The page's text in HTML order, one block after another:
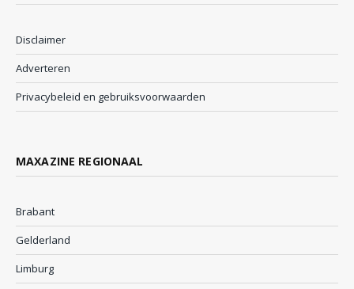
Disclaimer
Adverteren
Privacybeleid en gebruiksvoorwaarden
MAXAZINE REGIONAAL
Brabant
Gelderland
Limburg